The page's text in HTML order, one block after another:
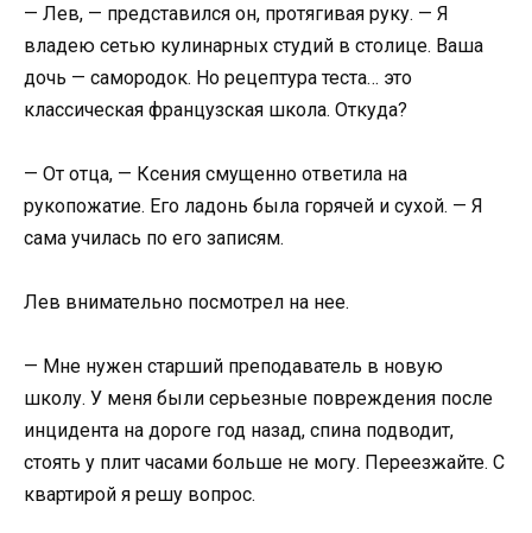
— Лев, — представился он, протягивая руку. — Я
владею сетью кулинарных студий в столице. Ваша
дочь — самородок. Но рецептура теста… это
классическая французская школа. Откуда?
— От отца, — Ксения смущенно ответила на
рукопожатие. Его ладонь была горячей и сухой. — Я
сама училась по его записям.
Лев внимательно посмотрел на нее.
— Мне нужен старший преподаватель в новую
школу. У меня были серьезные повреждения после
инцидента на дороге год назад, спина подводит,
стоять у плит часами больше не могу. Переезжайте. С
квартирой я решу вопрос.